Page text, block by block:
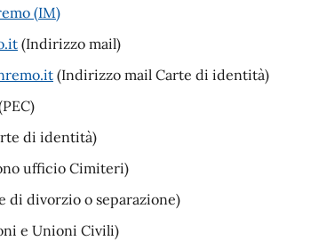
(IM)
(Indirizzo mail)
(Indirizzo mail Carte di identità)
di identità)
ufficio Cimiteri)
di divorzio o separazione)
e Unioni Civili)